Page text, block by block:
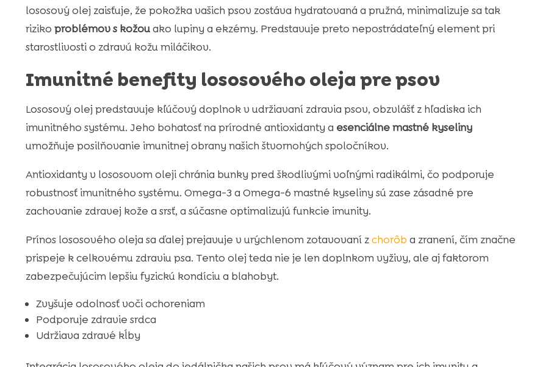
lososový olej zaisťuje, že pokožka vašich psov zostáva hydratovaná a pružná, minimalizuje sa tak
riziko problémov s kožouako lupiny a ekzémy. Predstavuje preto nepostrádateľný element pri
starostlivosti o zdravú kožu miláčikov.
Imunitné benefity lososového oleja pre psov
Lososový olej predstavuje kľúčový doplnok v udržiavaní zdravia psov, obzvlášť z hľadiska ich
imunitného systému. Jeho bohatosť na prírodné antioxidanty a esenciálne mastné kyseliny
umožňuje posilňovanie imunitnej obrany našich štvornohých spoločníkov.
Antioxidanty v lososovom oleji chránia bunky pred škodlivými voľnými radikálmi, čo podporuje
robustnosť imunitného systému. Omega-3 a Omega-6 mastné kyseliny sú zase zásadné pre
zachovanie zdravej kože a srsť, a súčasne optimalizujú funkcie imunity.
Prínos lososového oleja sa ďalej prejavuje v urýchlenom zotavovaní zchorôb a zranení, čím značne
prispeje k celkovému zdraviu psa. Tento olej teda nie je len doplnkom vyživy, ale aj faktorom
zabezpečujúcim lepšiu fyzickú kondíciu a blahobyt.
Zvyšuje odolnosť voči ochoreniam
Podporuje zdravie srdca
Udržiava zdravé kĺby